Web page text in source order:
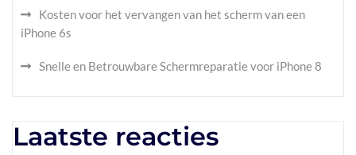
Kosten voor het vervangen van het scherm van een
iPhone 6s
Snelle en Betrouwbare Schermreparatie voor iPhone 8
Laatste reacties